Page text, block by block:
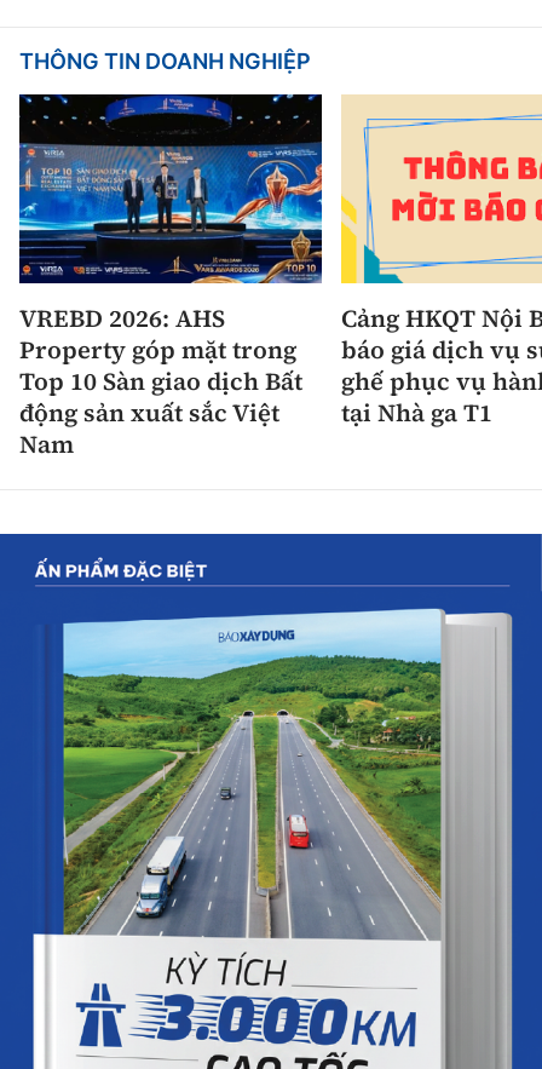
THÔNG TIN DOANH NGHIỆP
VREBD 2026: AHS
Property góp mặt trong
Top 10 Sàn giao dịch Bất
động sản xuất sắc Việt
Nam
Cảng HKQT Nội
báo giá dịch vụ
ghế phục vụ
tại Nhà ga T1